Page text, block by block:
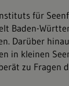
für
Baden-
Darüber
in kleinen
zu Fragen